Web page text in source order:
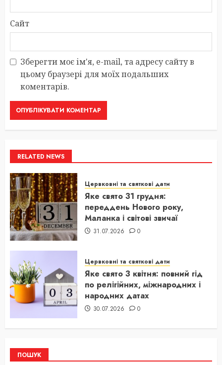
Сайт
Зберегти моє ім'я, e-mail, та адресу сайту в
цьому браузері для моїх подальших
коментарів.
RELATED NEWS
Цервковні та святкові дати
Яке свято 31 грудня:
переддень Нового року,
Маланка і світові звичаї
31.07.2026 0
Цервковні та святкові дати
Яке свято 3 квітня: повний гід
по релігійних, міжнародних і
народних датах
30.07.2026 0
ПОШУК